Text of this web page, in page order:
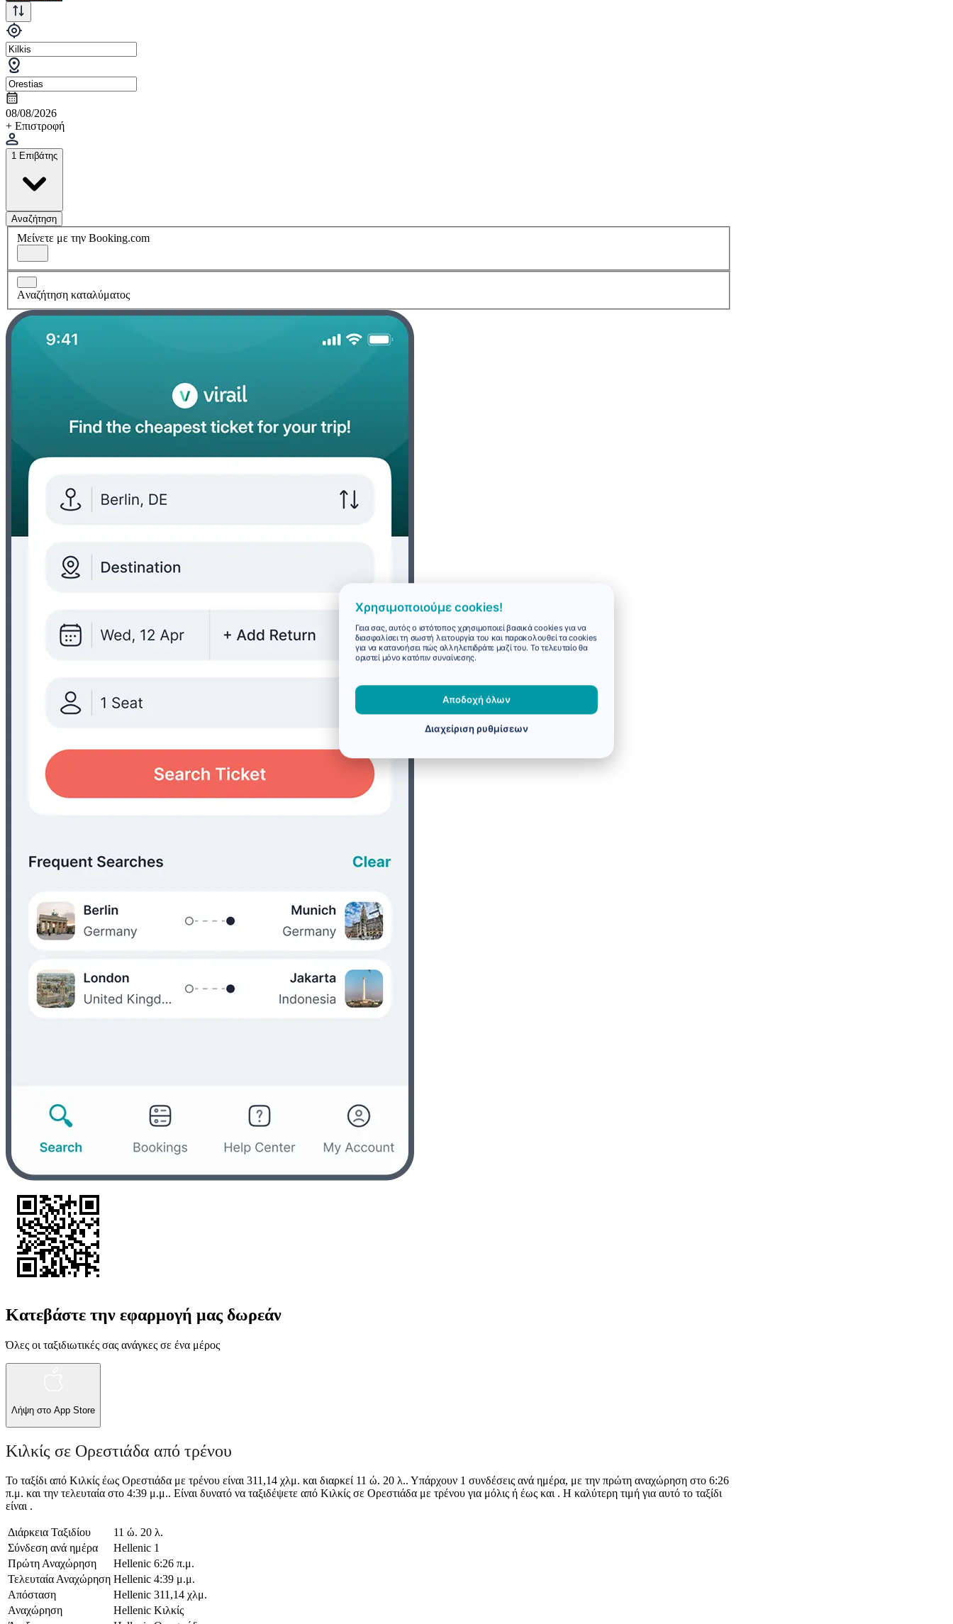
08/08/2026
+ Επιστροφή
1 Επιβάτης
Αναζήτηση
Μείνετε με την Booking.com
Aναζήτηση καταλύματος
Κατεβάστε την εφαρμογή μας δωρεάν
Όλες οι ταξιδιωτικές σας ανάγκες σε ένα μέρος
Λήψη στο App Store
Κιλκίς σε Ορεστιάδα από τρένου
Το ταξίδι από Κιλκίς έως Ορεστιάδα με τρένου είναι 311,14 χλμ. και διαρκεί 11 ώ. 20 λ.. Υπάρχουν 1 συνδέσεις ανά ημέρα, με την πρώτη αναχώρηση στο 6:26
π.μ. και την τελευταία στο 4:39 μ.μ.. Είναι δυνατό να ταξιδέψετε από Κιλκίς σε Ορεστιάδα με τρένου για μόλις ή έως και . Η καλύτερη τιμή για αυτό το ταξίδι
είναι .
Διάρκεια Ταξιδίου
11 ώ. 20 λ.
Σύνδεση ανά ημέρα
Hellenic 1
Πρώτη Αναχώρηση
Hellenic 6:26 π.μ.
Τελευταία Αναχώρηση Hellenic 4:39 μ.μ.
Απόσταση
Hellenic 311,14 χλμ.
Αναχώρηση
Hellenic Κιλκίς
Χρησιμοποιούμε cookies!
Γεια σας, αυτός ο ιστότοπος χρησιμοποιεί βασικά cookies για να
διασφαλίσει τη σωστή λειτουργία του και παρακολουθεί τα cookies
για να κατανοήσει πώς αλληλεπιδράτε μαζί του. Το τελευταίο θα
οριστεί μόνο κατόπιν συναίνεσης.
Αποδοχή όλων
Διαχείριση ρυθμίσεων